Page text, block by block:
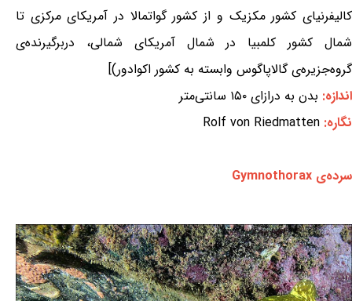
کالیفرنیای کشور مکزیک و از کشور گواتمالا در آمریکای مرکزی تا
شمال کشور کلمبیا در شمال آمریکای شمالی، دربرگیرنده‌ی
گروه‌جزیره‌ی گالاپاگوس وابسته به کشور اکوادور)]
اندازه: بدن به درازای ۱۵۰ سانتی‌متر
نگاره: Rolf von Riedmatten
سرده‌ی Gymnothorax